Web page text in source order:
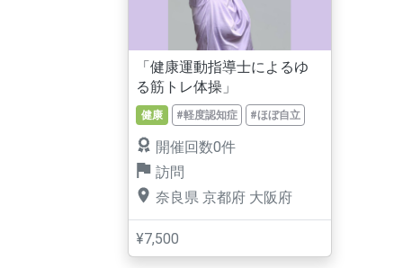
「健康運動指導士によるゆ
る筋トレ体操」
健康 #軽度認知症 #ほぼ自立
開催回数0件
訪問
奈良県 京都府 大阪府
¥7,500